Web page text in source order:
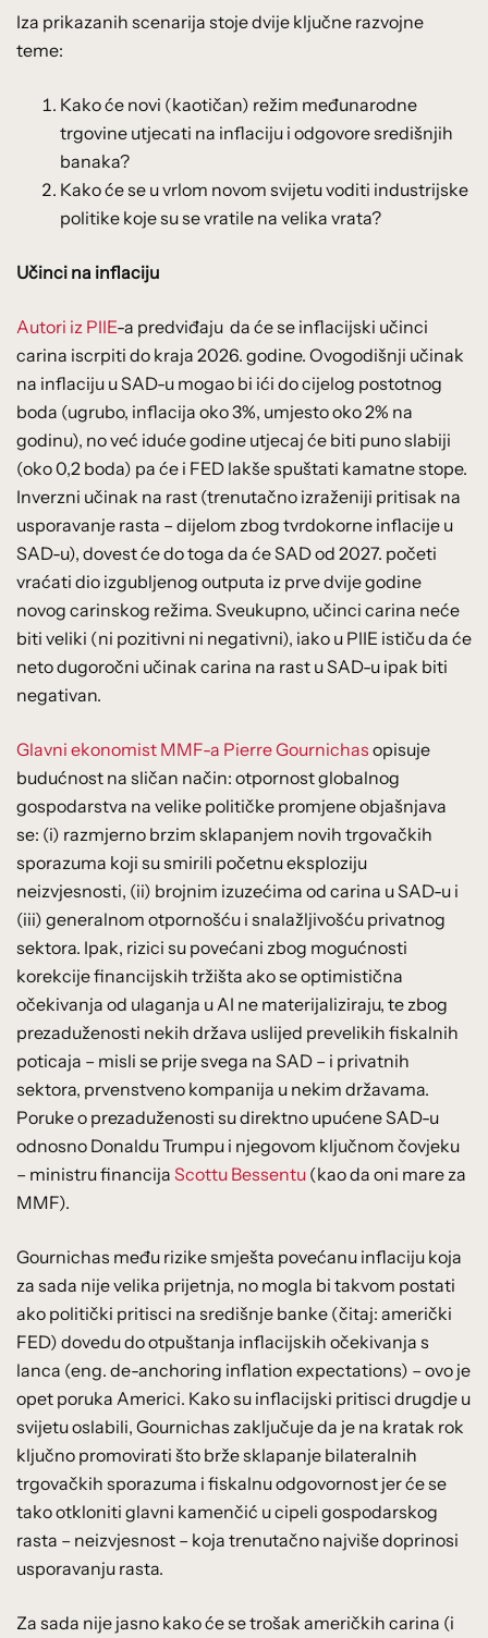
Iza prikazanih scenarija stoje dvije ključne razvojne
teme:
Kako će novi (kaotičan) režim međunarodne
trgovine utjecati na inflaciju i odgovore središnjih
banaka?
Kako će se u vrlom novom svijetu voditi industrijske
politike koje su se vratile na velika vrata?
Učinci na inflaciju
Autori iz PIIE-a predviđaju da će se inflacijski učinci
carina iscrpiti do kraja 2026. godine. Ovogodišnji učinak
na inflaciju u SAD-u mogao bi ići do cijelog postotnog
boda (ugrubo, inflacija oko 3%, umjesto oko 2% na
godinu), no već iduće godine utjecaj će biti puno slabiji
(oko 0,2 boda) pa će i FED lakše spuštati kamatne stope.
Inverzni učinak na rast (trenutačno izraženiji pritisak na
usporavanje rasta – dijelom zbog tvrdokorne inflacije u
SAD-u), dovest će do toga da će SAD od 2027. početi
vraćati dio izgubljenog outputa iz prve dvije godine
novog carinskog režima. Sveukupno, učinci carina neće
biti veliki (ni pozitivni ni negativni), iako u PIIE ističu da će
neto dugoročni učinak carina na rast u SAD-u ipak biti
negativan.
Glavni ekonomist MMF-a Pierre Gournichas opisuje
budućnost na sličan način: otpornost globalnog
gospodarstva na velike političke promjene objašnjava
se: (i) razmjerno brzim sklapanjem novih trgovačkih
sporazuma koji su smirili početnu eksploziju
neizvjesnosti, (ii) brojnim izuzećima od carina u SAD-u i
(iii) generalnom otpornošću i snalažljivošću privatnog
sektora. Ipak, rizici su povećani zbog mogućnosti
korekcije financijskih tržišta ako se optimistična
očekivanja od ulaganja u AI ne materijaliziraju, te zbog
prezaduženosti nekih država uslijed prevelikih fiskalnih
poticaja – misli se prije svega na SAD – i privatnih
sektora, prvenstveno kompanija u nekim državama.
Poruke o prezaduženosti su direktno upućene SAD-u
odnosno Donaldu Trumpu i njegovom ključnom čovjeku
– ministru financija Scottu Bessentu (kao da oni mare za
MMF).
Gournichas među rizike smješta povećanu inflaciju koja
za sada nije velika prijetnja, no mogla bi takvom postati
ako politički pritisci na središnje banke (čitaj: američki
FED) dovedu do otpuštanja inflacijskih očekivanja s
lanca (eng. de-anchoring inflation expectations) – ovo je
opet poruka Americi. Kako su inflacijski pritisci drugdje u
svijetu oslabili, Gournichas zaključuje da je na kratak rok
ključno promovirati što brže sklapanje bilateralnih
trgovačkih sporazuma i fiskalnu odgovornost jer će se
tako otkloniti glavni kamenčić u cipeli gospodarskog
rasta – neizvjesnost – koja trenutačno najviše doprinosi
usporavanju rasta.
Za sada nije jasno kako će se trošak američkih carina (i